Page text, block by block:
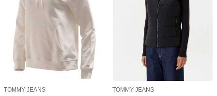
TOMMY JEANS TOMMY JEANS